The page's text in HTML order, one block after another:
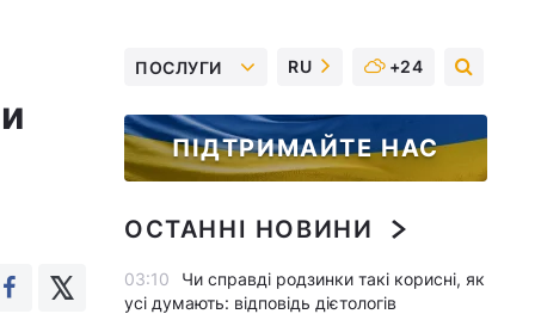
ПОСЛУГИ RU +24
ПІДТРИМАЙТЕ НАС
ОСТАННІ НОВИНИ
03:10
Чи справді родзинки такі корисні, як
усі думають: відповідь дієтологів